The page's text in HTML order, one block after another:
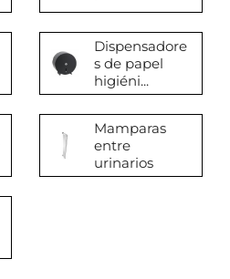
Dispensadore
s de papel
higiéni...
Mamparas
entre
urinarios